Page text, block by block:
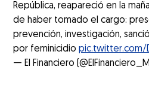
República, reapareció en la
de haber tomado el cargo:
prevención, investigación,
por feminicidiopic.twitter.com/
— El Financiero